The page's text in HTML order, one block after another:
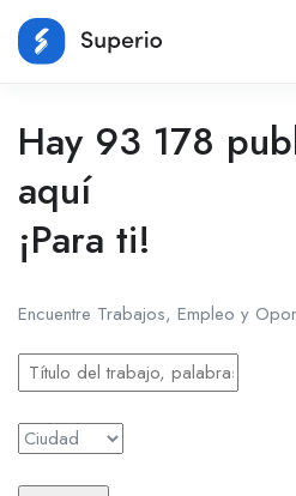
Hay 93 178
aquí
¡Para ti!
Encuentre Trabajos, Empleo y